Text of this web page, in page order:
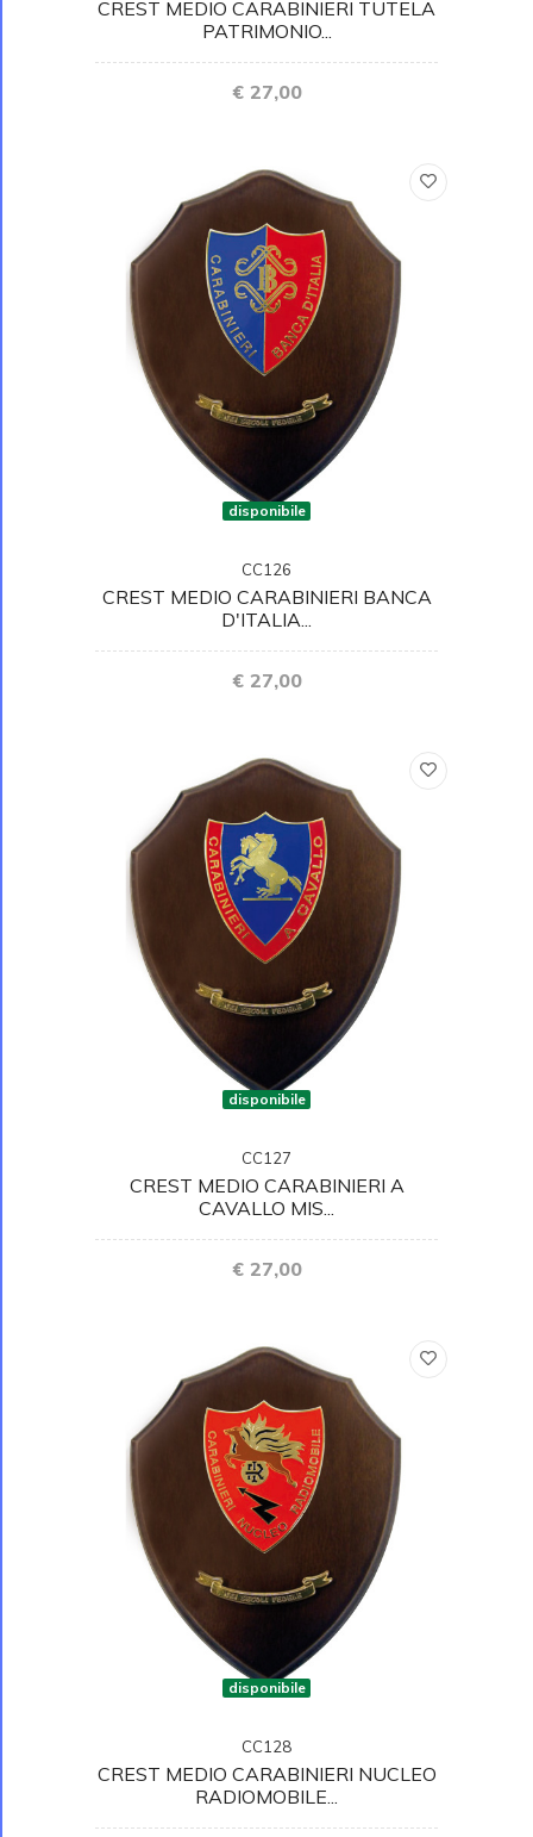
CREST MEDIO CARABINIERI TUTELA
PATRIMONIO...
€ 27,00
disponibile
CC126
CREST MEDIO CARABINIERI BANCA
D'ITALIA...
€ 27,00
disponibile
CC127
CREST MEDIO CARABINIERI A
CAVALLO MIS...
€ 27,00
disponibile
CC128
CREST MEDIO CARABINIERI NUCLEO
RADIOMOBILE...